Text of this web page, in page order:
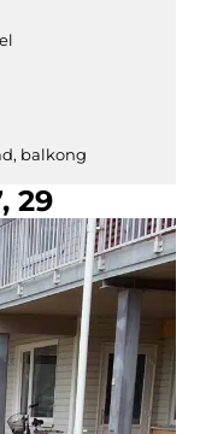
balkong
29